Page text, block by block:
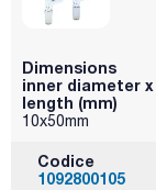
Dimensions
inner diameter x
length (mm)
10x50mm
Codice
1092800105